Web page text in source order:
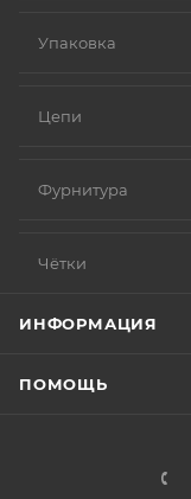
Упаковка
Цепи
Фурнитура
Чётки
ИНФОРМАЦИЯ
ПОМОЩЬ